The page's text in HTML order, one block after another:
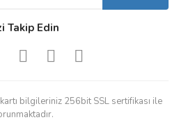
Takip Edin
bilgileriniz 256bit SSL sertifikası ile